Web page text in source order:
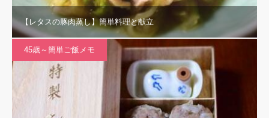
【レタスの豚肉蒸し】簡単料理と献立
45歳～簡単ご飯メモ